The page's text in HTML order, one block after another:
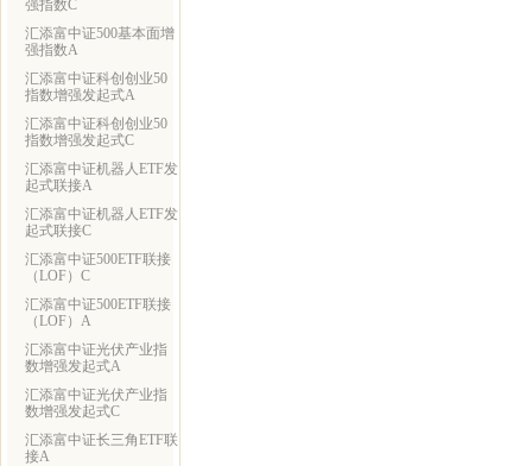
强指数C
汇添富中证500基本面增
强指数A
汇添富中证科创创业50
指数增强发起式A
汇添富中证科创创业50
指数增强发起式C
汇添富中证机器人ETF发
起式联接A
汇添富中证机器人ETF发
起式联接C
汇添富中证500ETF联接
（LOF）C
汇添富中证500ETF联接
（LOF）A
汇添富中证光伏产业指
数增强发起式A
汇添富中证光伏产业指
数增强发起式C
汇添富中证长三角ETF联
接A